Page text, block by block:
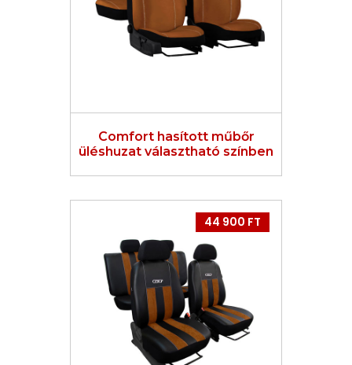
Comfort hasított műbőr
üléshuzat választható színben
44 900 FT